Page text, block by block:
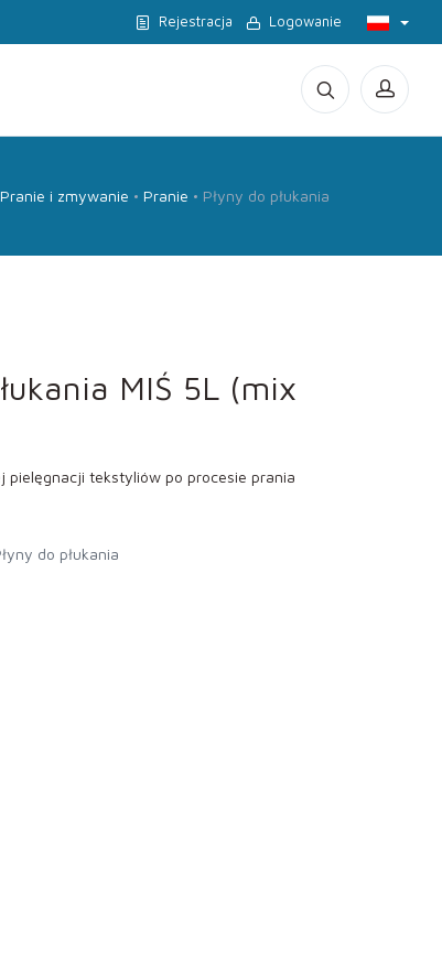
Rejestracja Logowanie
Pranie i zmywanie Pranie Płyny do płukania
MIŚ 5L (mix
tekstyliów po procesie prania
do płukania